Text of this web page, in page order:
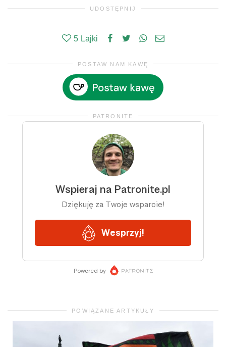
UDOSTĘPNIJ
5 Lajki
POSTAW NAM KAWĘ
PATRONITE
POWIĄZANE ARTYKUŁY